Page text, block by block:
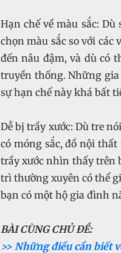
Hạn chế về màu sắc:
chọn màu sắc so với
đến nâu đậm, và dù có
truyền thống. Những
sự hạn chế này khá bất
Dễ bị trầy xước: Dù tre
có móng sắc, đồ nội
trầy xước nhìn thấy trên
trì thường xuyên có thể
bạn có một hộ gia đình
BÀI CÙNG CHỦ ĐỀ:
>> Những điều cần biết